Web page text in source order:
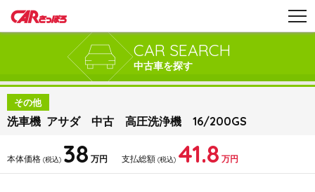
CAR SEARCH
中古車を探す
その他
洗車機 アサダ 中古 高圧洗浄機 16/200GS
本体価格 (税込) 38 万円 支払総額 (税込) 41.8 万円